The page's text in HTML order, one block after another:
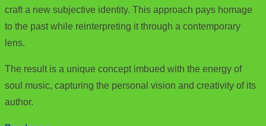
craft a new subjective identity. This approach pays homage
to the past while reinterpreting it through a contemporary
lens.
The result is a unique concept imbued with the energy of
soul music, capturing the personal vision and creativity of its
author.